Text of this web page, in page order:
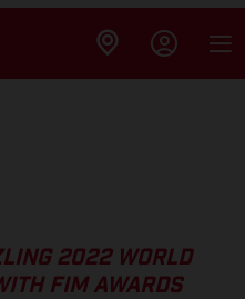
2022 WORLD
FIM AWARDS